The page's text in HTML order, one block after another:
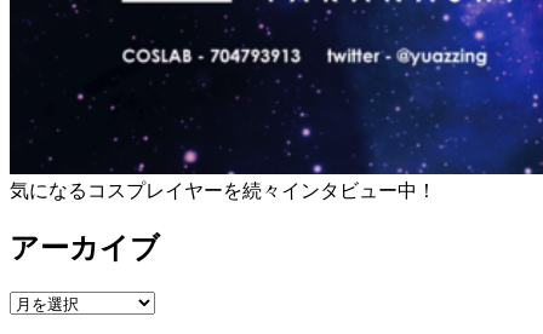
気になるコスプレイヤーを続々インタビュー中！
アーカイブ
ア